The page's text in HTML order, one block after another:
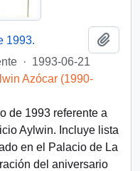
1993.
· 1993-06-21
Azócar (1990-
de 1993 referente a
Aylwin. Incluye lista
en el Palacio de La
del aniversario